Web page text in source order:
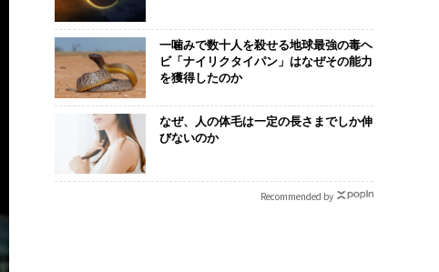
一噛みで数十人を殺せる地球最強の毒ヘ
ビ「ナイリクタイパン」はなぜその能力
を獲得したのか
なぜ、人の体毛は一定の長さまでしか伸
びないのか
Recommended by